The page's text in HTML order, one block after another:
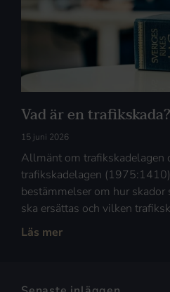
Vad är en trafikskada?
15 juni 2026
Allmänt om trafikskadelagen
trafikskadelagen
bestämmelser om hur
ska ersättas och vilken
Läs mer